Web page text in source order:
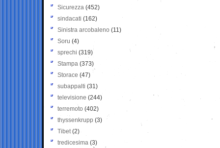
Sicurezza (452)
sindacati (162)
Sinistra arcobaleno (11)
Soru (4)
sprechi (319)
Stampa (373)
Storace (47)
subappalti (31)
televisione(244)
terremoto (402)
thyssenkrupp (3)
Tibet(2)
tredicesima (3)